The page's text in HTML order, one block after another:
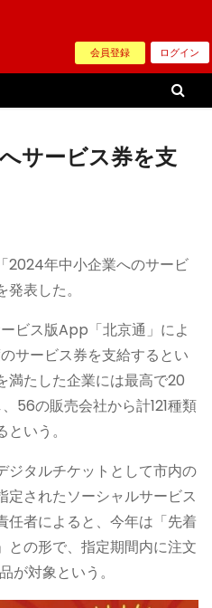
会員登録 ログイン
サービス券を支
2024年中小企業へのサービ
表した。
ビス版App「北京通」によ
サービス券を支給するとい
満たした企業には最高で20
56の販売会社から計121種類
いう。
ジタルチケットとして市内の
定されたソーシャルサービス
任者によると、今年は「先着
との形で、指定期間内に注文
が対象という。